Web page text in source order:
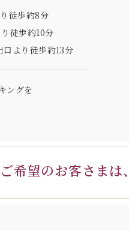
徒歩約8分
徒歩約10分
より徒歩約13分
ングを
ご希望のお客さまは、